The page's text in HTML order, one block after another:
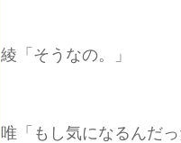
綾「そうなの。」
唯「もし気になるんだ